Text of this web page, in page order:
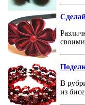
В
из